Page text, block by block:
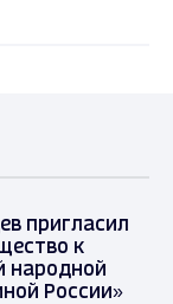
пригласил
к
народной
России»